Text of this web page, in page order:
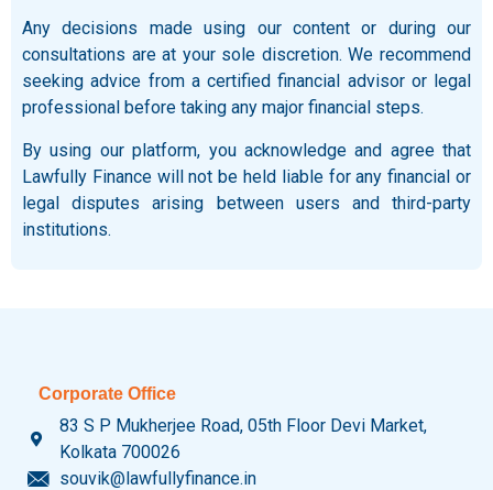
Any decisions made using our content or during our
consultations are at your sole discretion. We recommend
seeking advice from a certified financial advisor or legal
professional before taking any major financial steps.
By using our platform, you acknowledge and agree that
Lawfully Finance will not be held liable for any financial or
legal disputes arising between users and third-party
institutions.
Corporate Office
83 S P Mukherjee Road, 05th Floor Devi Market,
Kolkata 700026
souvik@lawfullyfinance.in